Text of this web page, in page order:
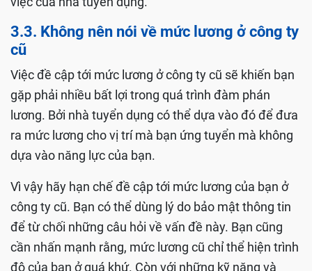
3.3. Không nên nói về mức lương ở công ty
cũ
Việc đề cập tới mức lương ở công ty cũ sẽ khiến bạn
gặp phải nhiều bất lợi trong quá trình đàm phán
lương. Bởi nhà tuyển dụng có thể dựa vào đó để đưa
ra mức lương cho vị trí mà bạn ứng tuyển mà không
dựa vào năng lực của bạn.
Vì vậy hãy hạn chế đề cập tới mức lương của bạn ở
công ty cũ. Bạn có thể dùng lý do bảo mật thông tin
để từ chối những câu hỏi về vấn đề này. Bạn cũng
cần nhấn mạnh rằng, mức lương cũ chỉ thể hiện trình
độ của bạn ở quá khứ. Còn với những kỹ năng và